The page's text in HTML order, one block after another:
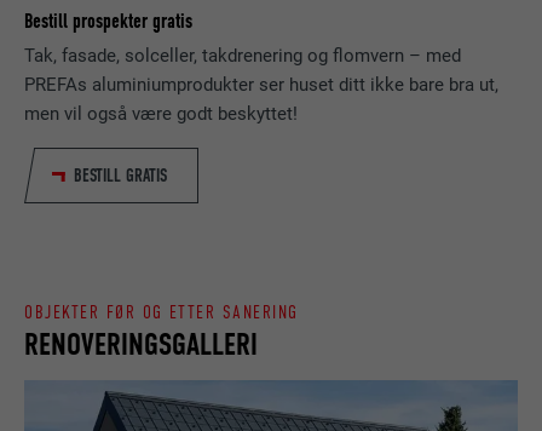
Bestill prospekter gratis
Tak, fasade, solceller, takdrenering og flomvern – med
PREFAs aluminiumprodukter ser huset ditt ikke bare bra ut,
men vil også være godt beskyttet!
BESTILL GRATIS
RENOVERINGSGALLERI
OBJEKTER FØR OG ETTER SANERING
NAVN _gaexp
TILBYDER Google Optimize
FORLØP
FORLØP Økt
FORMÅL
Lagrer hvilket språk brukeren har valgt for
nettstedet.
FORLØP Økt
Lagt inn av LinkedIn når et nettsted
inneholder et innebygd «Følg oss»-vindu.